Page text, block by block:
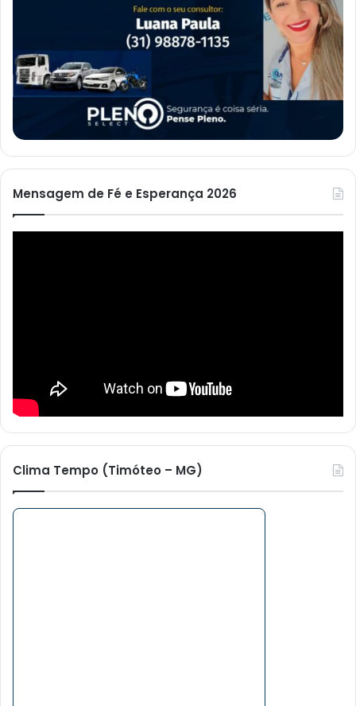
Mensagem de Fé e Esperança 2026
Clima Tempo (Timóteo – MG)